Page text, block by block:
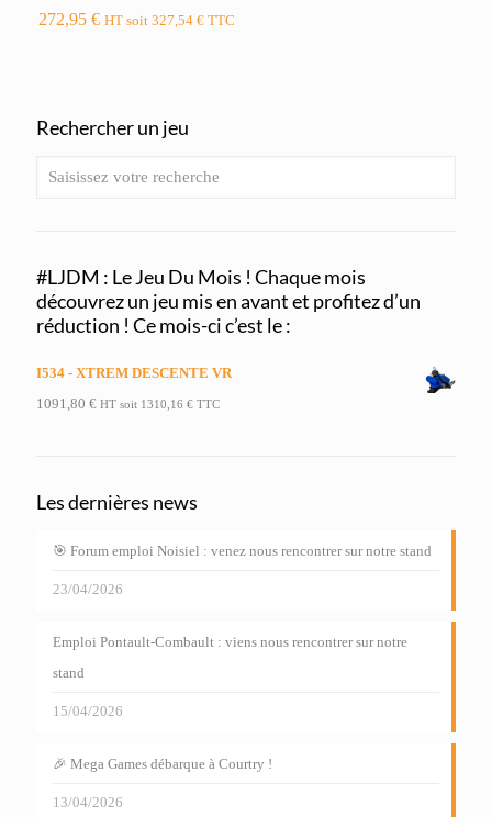
272,95€ HT soit327,54€ TTC
Rechercher un jeu
#LJDM : Le Jeu Du Mois ! Chaque mois
découvrez un jeu mis en avant et profitez d’un
réduction ! Ce mois-ci c’est le :
I534 - XTREM DESCENTE VR
1091,80 € HT soit 1310,16 € TTC
Les dernières news
🎯 Forum emploi Noisiel : venez nous rencontrer sur notre stand
23/04/2026
Emploi Pontault-Combault : viens nous rencontrer sur notre
stand
15/04/2026
🎉 Mega Games débarque à Courtry !
13/04/2026